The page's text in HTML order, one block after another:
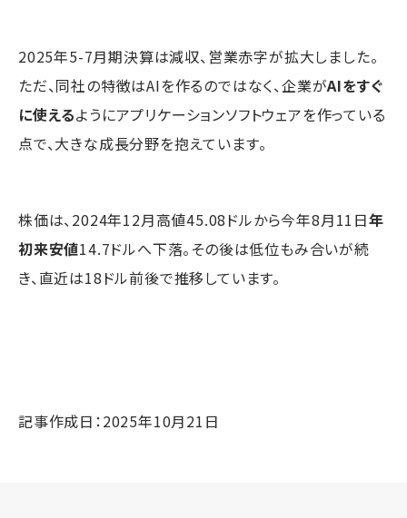
2025年5-7月期決算は減収、営業赤字が拡大しました。
ただ、同社の特徴はAIを作るのではなく、企業がAIをすぐ
に使えるようにアプリケーションソフトウェアを作っている
点で、大きな成長分野を抱えています。
株価は、2024年12月高値45.08ドルから今年8月11日年
初来安値14.7ドルへ下落。その後は低位もみ合いが続
き、直近は18ドル前後で推移しています。
記事作成日：2025年10月21日